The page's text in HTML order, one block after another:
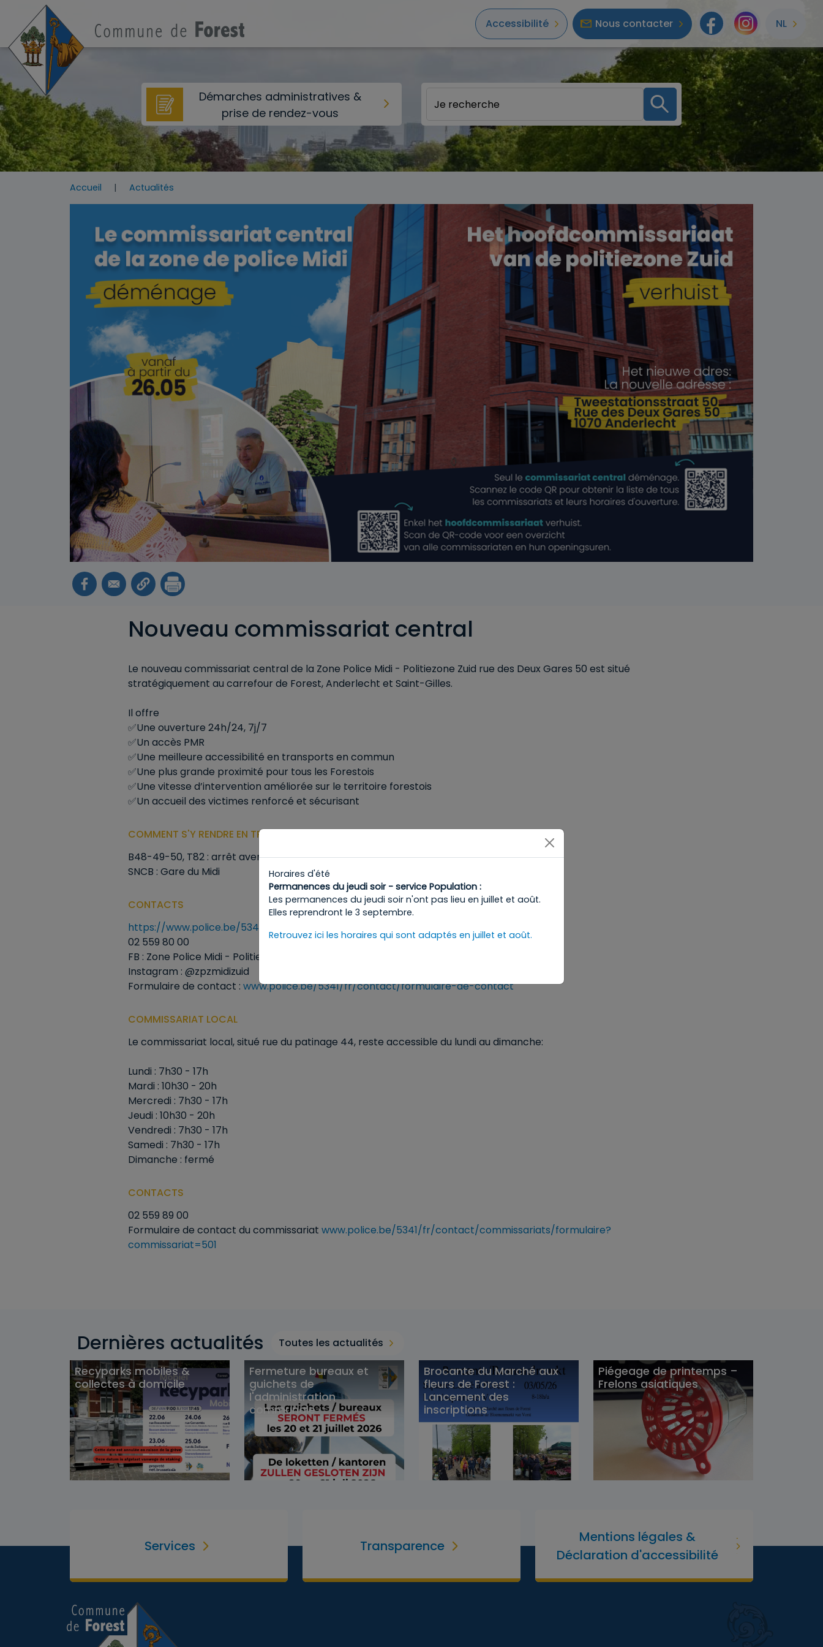
Aller au contenu principal
Accessibilité Nous contacter Facebook
NL
Démarches administratives &
prise de rendez-vous
Accueil
Actualités
Nouveau commissariat central
Le nouveau commissariat central de la Zone Police Midi - Politiezone Zuid rue des Deux Gares 50 est situé
stratégiquement au carrefour de Forest, Anderlecht et Saint-Gilles.
Il offre
✅Une ouverture 24h/24, 7j/7
✅Un accès PMR
✅Une meilleure accessibilité en transports en commun
✅Une plus grande proximité pour tous les Forestois
✅Une vitesse d’intervention améliorée sur le territoire forestois
✅Un accueil des victimes renforcé et sécurisant
COMMENT S'Y RENDRE EN TRANSPORTS EN COMMUN ?
B48-49-50, T82 : arrêt avenue du Roi
SNCB : Gare du Midi
CONTACTS
https://www.police.be/5341/fr
02 559 80 00
FB : Zone Police Midi - Politiezone Zuid
Instagram : @zpzmidizuid
Formulaire de contact : www.police.be/5341/fr/contact/formulaire-de-contact
COMMISSARIAT LOCAL
Le commissariat local, situé rue du patinage 44, reste accessible du lundi au dimanche:
Lundi : 7h30 - 17h
Mardi : 10h30 - 20h
Mercredi : 7h30 - 17h
Jeudi : 10h30 - 20h
Vendredi : 7h30 - 17h
Samedi : 7h30 - 17h
Dimanche : fermé
CONTACTS
02 559 89 00
Formulaire de contact du commissariat www.police.be/5341/fr/contact/commissariats/formulaire?
commissariat=501
Dernières actualités Toutes les actualités
Recyparks mobiles &
collectes à domicile
Fermeture bureaux et
guichets de
l'administration
communale
Brocante du Marché aux
fleurs de Forest :
Lancement des
inscriptions
Piégeage de printemps –
Frelons asiatiques
Services Transparence
Mentions légales &
Déclaration d'accessibilité
Horaires d'été
Permanences du jeudi soir - service Population :
Les permanences du jeudi soir n'ont pas lieu en juillet et août.
Elles reprendront le 3 septembre.
Retrouvez ici les horaires qui sont adaptés en juillet et août.